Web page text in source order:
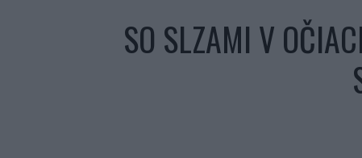
SO SLZAMI V